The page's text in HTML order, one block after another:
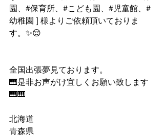
園、#保育所、#こども園、#児童館、#
幼稚園 ] 様よりご依頼頂いておりま
す。✨😌
全国出張夢見ております。
🎹是非お声がけ宜しくお願い致します
🎹🎹
北海道
青森県